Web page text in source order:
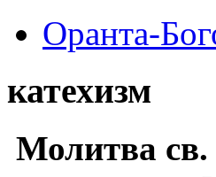
Оранта-
катехизм
Молитва св.